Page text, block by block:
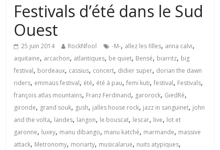
Festivals d’été dans le Sud
Ouest
25 juin 2014 RockNfool -M-, allez les filles, anna calvi,
aquitaine, arcachon, atlantiques, be quiet, Bensé, biarritz, big
festival, bordeaux, cassius, concert, didier super, dorian the dawn
riders, emmaüs festival, été, été à pau,femi kuti,festival, Festivals,
françois atlas mountains, Franz Ferdinand, garorock, GiedRé,
gironde, grand souk, gush, jalles house rock, jazz in sanguinet, john
and the volta, landes, langon, le bouscat, lescar, live, lot et
garonne, luxey, manu dibango, manu katché, marmande, massive
attack, Metronomy, moriarty, musicalarue, nuits atypiques,